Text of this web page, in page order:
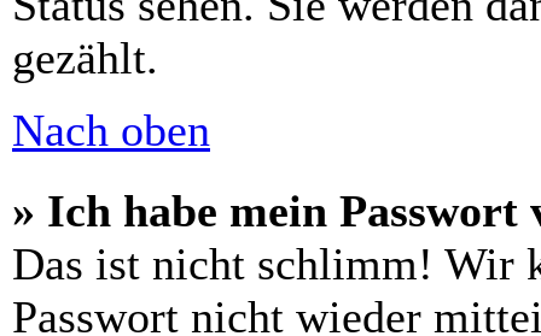
gezählt.
Nach oben
» Ich habe mein Passwort
Das ist nicht schlimm! Wir
Passwort nicht wieder